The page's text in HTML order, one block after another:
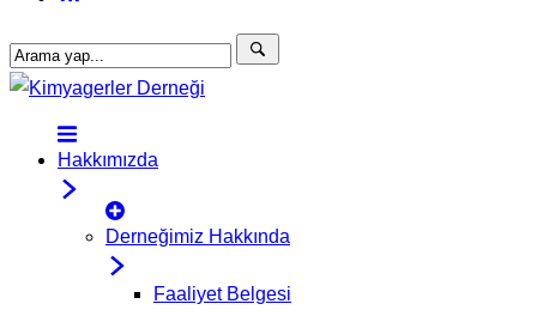
Hakkımızda
Derneğimiz Hakkında
Faaliyet Belgesi